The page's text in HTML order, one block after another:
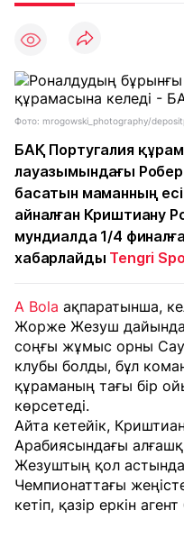
Фото: mrogowski_photography/
БАҚ Португалия
лауазымындағы
басатын маманның
айналған Криштиану
мундиалда 1/4
хабарлайды Tengri
A Bola ақпаратынша,
Жорже Жезуш
соңғы жұмыс орны
клубы болды, бұл
құраманың тағы бір
көрсетеді.
Айта кетейік,
Арабиясындағы
Жезуштың қол
Чемпионаттағы
кетіп, қазір еркін